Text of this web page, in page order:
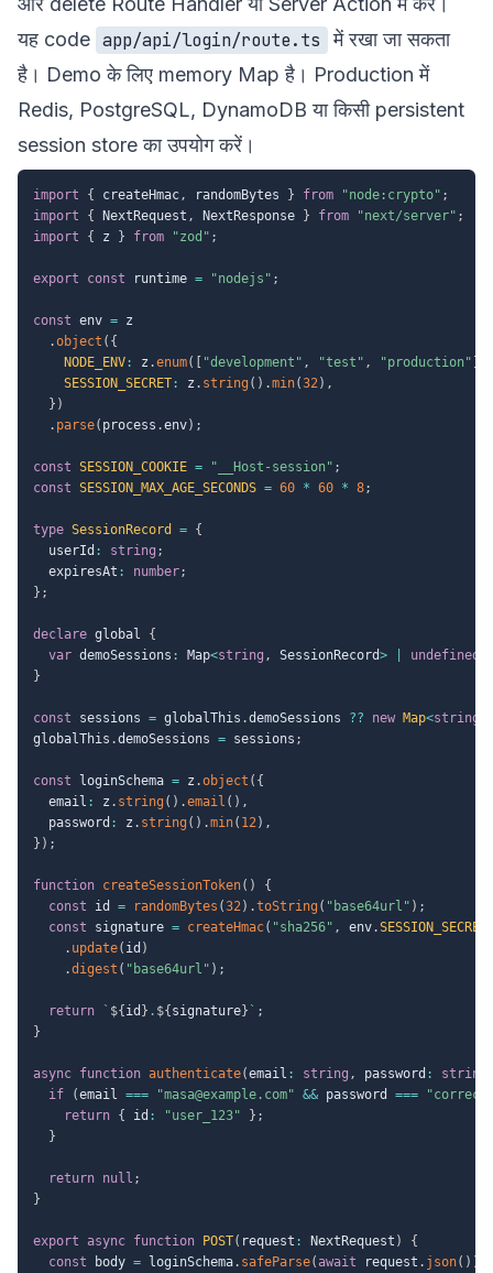
यह code app/api/login/route.ts में रखा जा सकता
है। Demo के लिए memory Map है। Production में
Redis, PostgreSQL, DynamoDB या किसी persistent
session store का उपयोग करें।
import { createHmac, randomBytes } from "node:crypto" ;
import
{ NextRequest , NextResponse } from "next/server" ;
import
{ z } from "zod" ;
export const runtime = "nodejs" ;
const env = z
.object ( {
NODE_ENV : z .enum( "development" , "test" , "production"
SESSION_SECRET : z . string ( ) .min(32) ,
} )
. parse( process .env) ;
const SESSION_COOKIE = "__Host-session" ;
const SESSION_MAX_AGE_SECONDS = 60 * 60 * 8;
type SessionRecord = {
  userId
: string ;
  expiresAt
: number;
} ;
declare global {
var demoSessions : Map<string , SessionRecord> undefined
}
const sessions = globalThis .demoSessions ?? new Map<string
globalThis .demoSessions = sessions ;
const loginSchema = z .object ( {
  email
: z . string ( ) .email ( ) ,
  password
: z . string ( ) .min( 12) ,
} ) ;
function createSessionToken( )
{
const id = randomBytes (32) .toString ( "base64url" ) ;
const signature = createHmac( "sha256" , env.SESSION_SECRET
. update( id )
.digest ( "base64url" ) ;
return ` ${ id } . ${ signature} ` ;
}
async function authenticate(email : string , password : string
if
(email === "masa@example.com" && password ===
return { id : "user_123" } ;
}
return null ;
}
export async function POST( request : NextRequest )
{
const body = loginSchema. safeParse( await request . json( ) )